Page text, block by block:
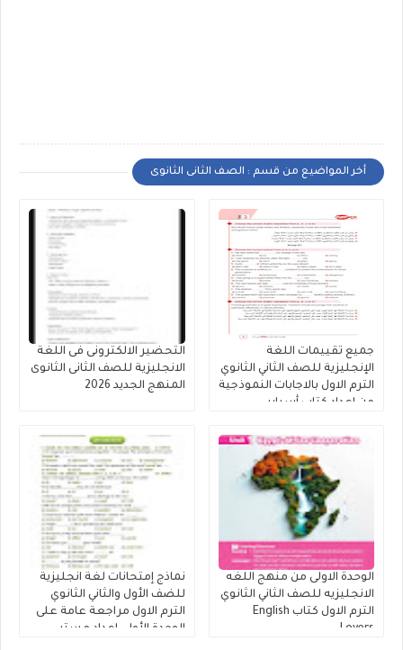
أخر المواضيع من قسم : الصف الثانى الثانوى
جميع تقييمات اللغة
الإنجليزية للصف الثاني الثانوي
الترم الاول بالاجابات النموذجية
من إعداد كتاب أسباير
التحضير الالكترونى فى اللغة
الانجليزية للصف الثانى الثانوى
المنهج الجديد 2026
الوحدة الاولى من منهج اللغه
الانجليزيه للصف الثاني الثانوي
الترم الاول كتاب English
Lovers
نماذج إمتحانات لغة انجليزية
للضف الأول والثاني الثانوي
الترم الاول مراجعة عامة على
الوحدة الأولى إعداد مستر